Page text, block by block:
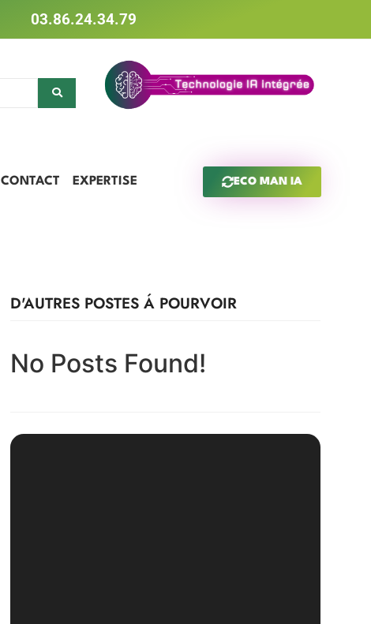
03.86.24.34.79
CONTACT EXPERTISE ECO MAN IA
D'AUTRES POSTES Á POURVOIR
No Posts Found!